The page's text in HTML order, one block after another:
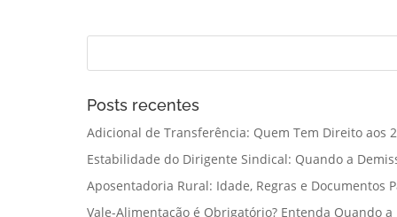
Posts recentes
Adicional de Transferência: Quem Tem Direito aos
Estabilidade do Dirigente Sindical: Quando a
Aposentadoria Rural: Idade, Regras e Documentos
Vale-Alimentação é Obrigatório? Entenda Quando